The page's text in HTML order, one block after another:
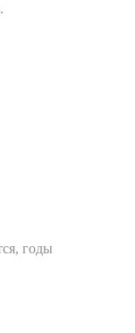
годы